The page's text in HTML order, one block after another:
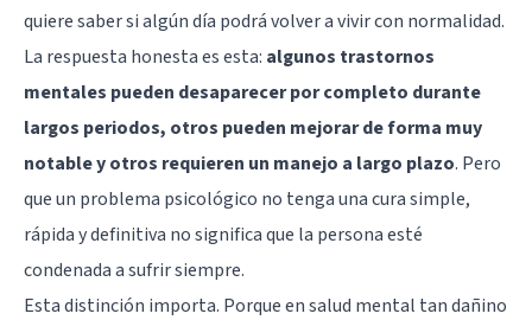
quiere saber si algún día podrá volver a vivir con normalidad.
La respuesta honesta es esta: algunos trastornos
mentales pueden desaparecer por completo durante
largos periodos, otros pueden mejorar de forma muy
notable y otros requieren un manejo a largo plazo. Pero
que un problema psicológico no tenga una cura simple,
rápida y definitiva no significa que la persona esté
condenada a sufrir siempre.
Esta distinción importa. Porque en salud mental tan dañino